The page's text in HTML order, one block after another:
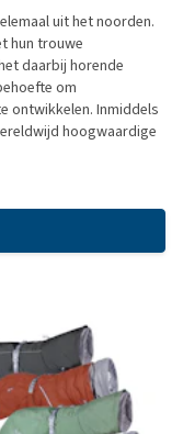
uit het noorden.
hun trouwe
daarbij horende
om
ontwikkelen. Inmiddels
hoogwaardige